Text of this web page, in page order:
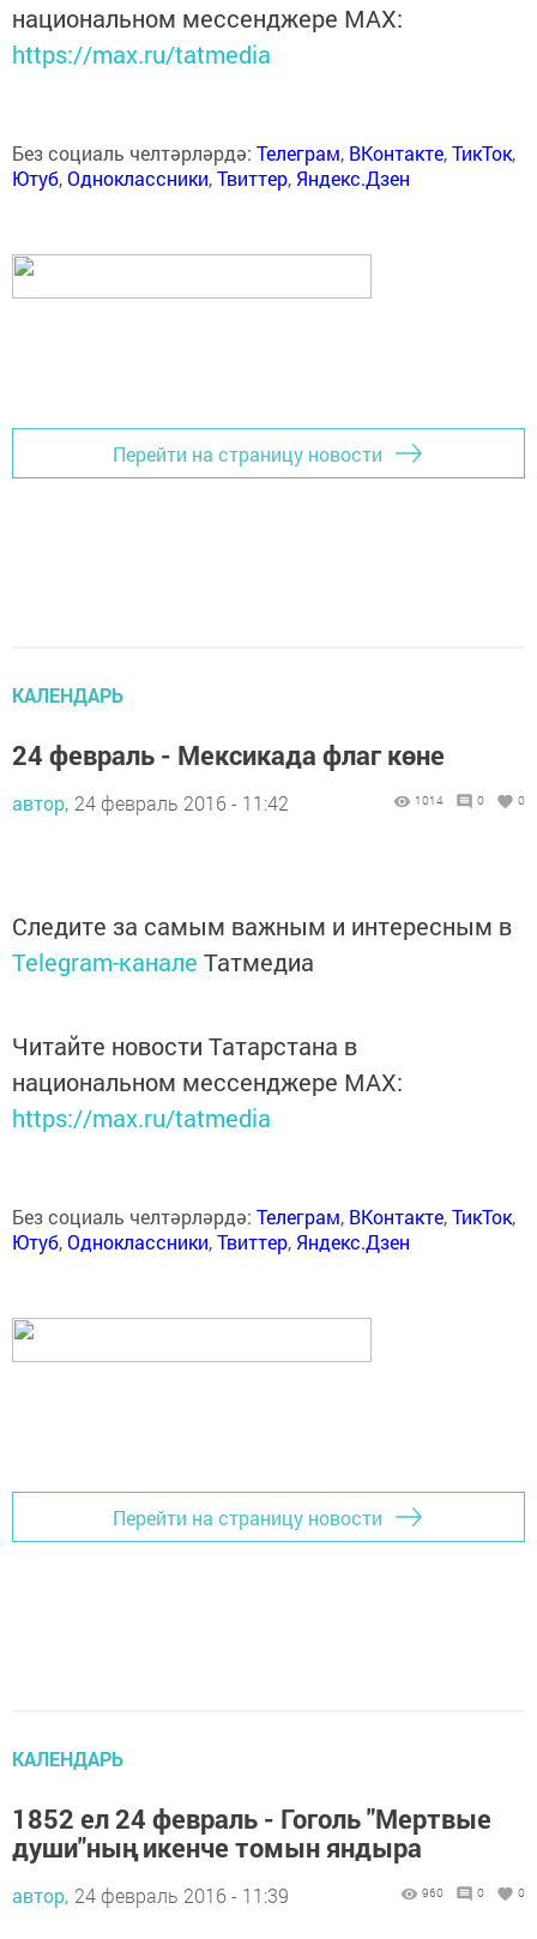
национальном мессенджере MАХ:
https://max.ru/tatmedia
Без социаль челтәрләрдә: Телеграм, ВКонтакте,ТикТок,
Ютуб,Одноклассники,Твиттер, Яндекс.Дзен
Перейти на страницу новости
КАЛЕНДАРЬ
24 февраль - Мексикада флаг көне
автор, 24 февраль 2016 - 11:42 1014 0 0
Следите за самым важным и интересным в
Telegram-канале Татмедиа
Читайте новости Татарстана в
национальном мессенджере MАХ:
https://max.ru/tatmedia
Без социаль челтәрләрдә: Телеграм, ВКонтакте,ТикТок,
Ютуб,Одноклассники,Твиттер, Яндекс.Дзен
Перейти на страницу новости
КАЛЕНДАРЬ
1852 ел 24 февраль - Гоголь "Мертвые
души"ның икенче томын яндыра
автор, 24 февраль 2016 - 11:39 960 0 0